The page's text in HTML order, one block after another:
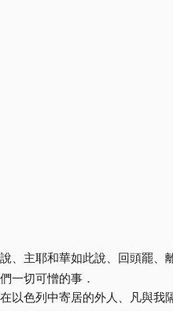
、主耶和華如此說、回頭罷、
一切可憎的事．
以色列中寄居的外人、凡與我